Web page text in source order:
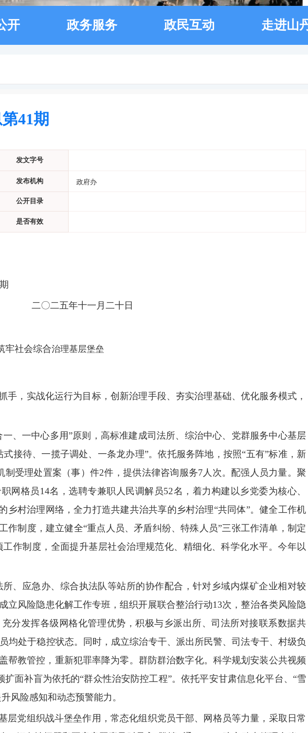
开 政务服务 政民互动 走进山
41期
发文字号
发布机构 政府办
公开目录
是否有效
〇二五年十一月二十日
牢社会综合治理基层堡垒
，实战化运行为目标，创新治理手段、夯实治理基础、优化服务模式，
、一中心多用”原则，高标准建成司法所、综治中心、党群服务中心基层
接待、一揽子调处、一条龙办理”。依托服务阵地，按照“五有”标准，新
受理处置案（事）件2件，提供法律咨询服务7人次。配强人员力量。聚
格员14名，选聘专兼职人民调解员52名，着力构建以乡党委为核心、
乡村治理网络，全力打造共建共治共享的乡村治理“共同体”。健全工作机
作制度，建立健全“重点人员、矛盾纠纷、特殊人员”三张工作清单，制定
作制度，全面提升基层社会治理规范化、精细化、科学化水平。今年以
、应急办、综合执法队等站所的协作配合，针对乡域内煤矿企业相对较
风险隐患化解工作专班，组织开展联合整治行动13次，整治各类风险隐
分发挥各级网格化管理优势，积极与乡派出所、司法所对接联系数据共
处于稳控状态。同时，成立综治专干、派出所民警、司法专干、村级负
帮教管控，重新犯罪率降为零。群防群治数字化。科学规划安装公共视频
面补盲为依托的“群众性治安防控工程”。依托平安甘肃信息化平台、“雪
风险感知和动态预警能力。
党组织战斗堡垒作用，常态化组织党员干部、网格员等力量，采取日常